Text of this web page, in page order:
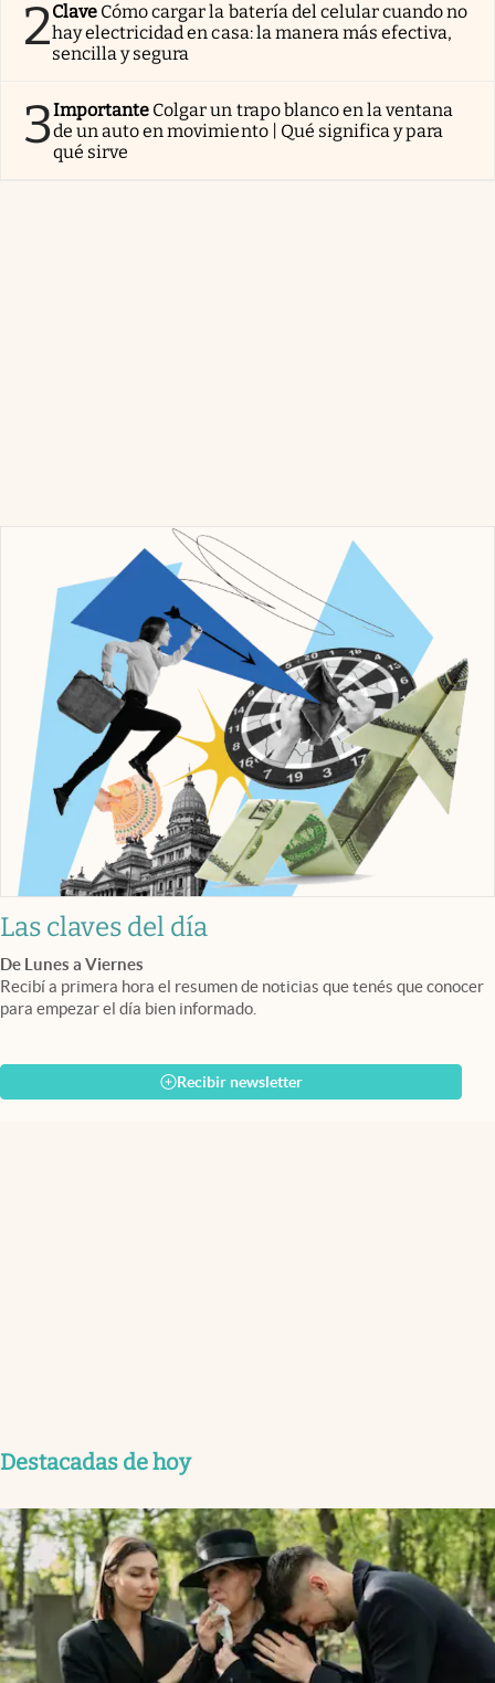
2Clave Cómo cargar la batería del celular cuando no
hay electricidad en casa: la manera más efectiva,
sencilla y segura
3Importante Colgar un trapo blanco en la ventana
de un auto en movimiento | Qué significa y para
qué sirve
Las claves del día
De Lunes a Viernes
Recibí a primera hora el resumen de noticias que tenés que conocer
para empezar el día bien informado.
Recibir newsletter
Destacadas de hoy